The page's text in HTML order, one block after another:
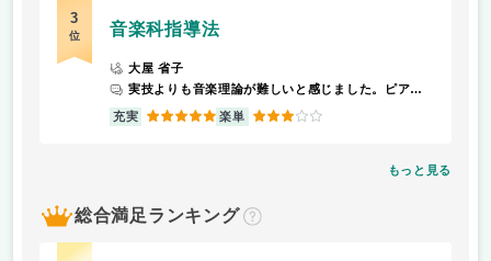
3
位 音楽科指導法
大屋 省子
実技よりも音楽理論が難しいと感じました。ピアノやリコーダーの実技がありましたが、それらはきちんと練習すれば問題ないです。
充実 5 楽単 3
もっと見る
総合満足ランキング
？